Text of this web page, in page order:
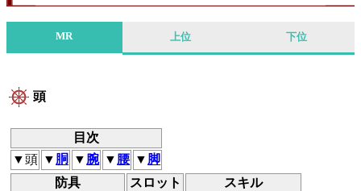
MR 上位 下位
頭
目次
▼頭 ▼ 胴 ▼ 腕 ▼ 腰 ▼ 脚
防具
スロット スキル